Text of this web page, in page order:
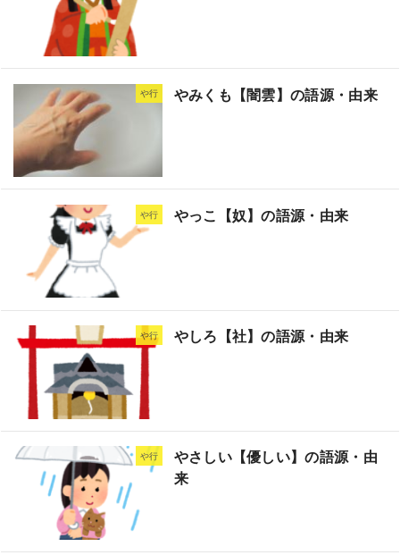
や行 やみくも【闇雲】の語源・由来
や行 やっこ【奴】の語源・由来
や行 やしろ【社】の語源・由来
や行
やさしい【優しい】の語源・由
来